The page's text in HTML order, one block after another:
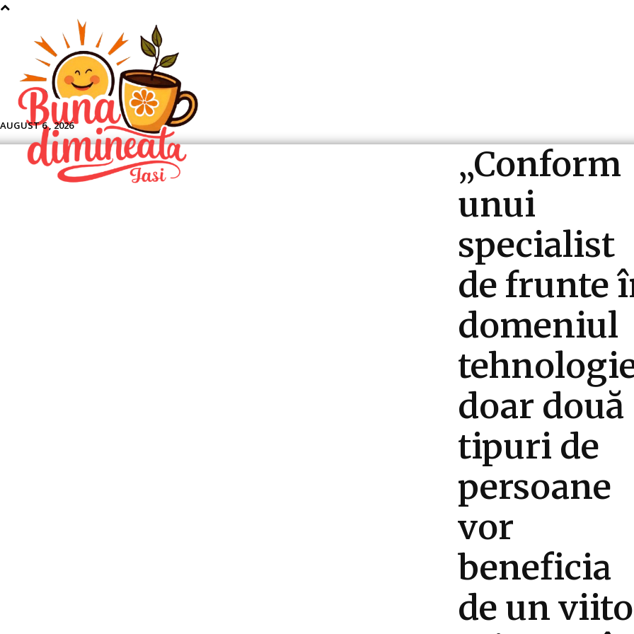
AUGUST 6 , 2026
„Conform
unui
specialist
de frunte
domeniul
doar două
tipuri de
persoane
vor
beneficia
de un